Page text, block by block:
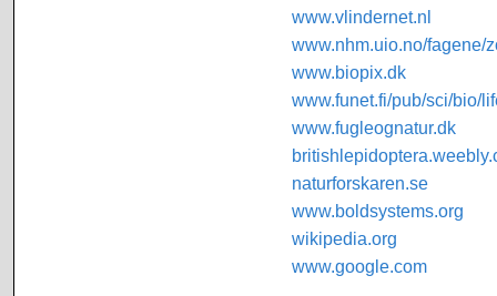
www.vlindernet.nl
www.nhm.uio.no/fagene/
www.biopix.dk
www.funet.fi/pub/sci/bio/
www.fugleognatur.dk
naturforskaren.se
www.boldsystems.org
wikipedia.org
www.google.com